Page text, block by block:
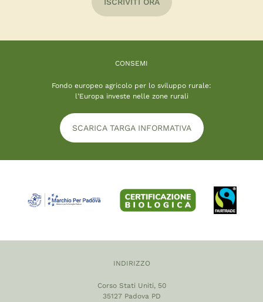
CONSEMI
Fondo europeo agricolo per lo sviluppo rurale:
l’Europa investe nelle zone rurali
SCARICA TARGA INFORMATIVA
INDIRIZZO
Corso Stati Uniti, 50
35127 Padova PD